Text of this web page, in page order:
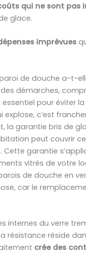
qui ne sont pas
glace.
imprévues
de douche a-t-
démarches,
pour éviter la
explose, c’est
la garantie bris de
peut couvrir
Cette garantie
vitrés de votre
de douche en
car le
internes du verre
résistance réside
crée des